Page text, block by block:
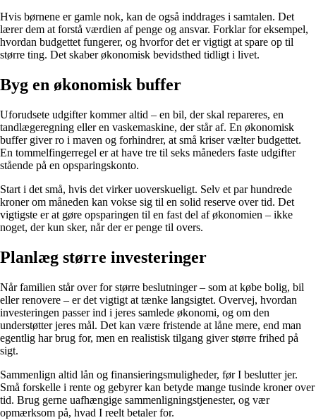
Hvis børnene er gamle nok, kan de også inddrages i samtalen. Det
lærer dem at forstå værdien af penge og ansvar. Forklar for eksempel,
hvordan budgettet fungerer, og hvorfor det er vigtigt at spare op til
større ting. Det skaber økonomisk bevidsthed tidligt i livet.
Byg en økonomisk buffer
Uforudsete udgifter kommer altid – en bil, der skal repareres, en
tandlægeregning eller en vaskemaskine, der står af. En økonomisk
buffer giver ro i maven og forhindrer, at små kriser vælter budgettet.
En tommelfingerregel er at have tre til seks måneders faste udgifter
stående på en opsparingskonto.
Start i det små, hvis det virker uoverskueligt. Selv et par hundrede
kroner om måneden kan vokse sig til en solid reserve over tid. Det
vigtigste er at gøre opsparingen til en fast del af økonomien – ikke
noget, der kun sker, når der er penge til overs.
Planlæg større investeringer
Når familien står over for større beslutninger – som at købe bolig, bil
eller renovere – er det vigtigt at tænke langsigtet. Overvej, hvordan
investeringen passer ind i jeres samlede økonomi, og om den
understøtter jeres mål. Det kan være fristende at låne mere, end man
egentlig har brug for, men en realistisk tilgang giver større frihed på
sigt.
Sammenlign altid lån og finansieringsmuligheder, før I beslutter jer.
Små forskelle i rente og gebyrer kan betyde mange tusinde kroner over
tid. Brug gerne uafhængige sammenligningstjenester, og vær
opmærksom på, hvad I reelt betaler for.